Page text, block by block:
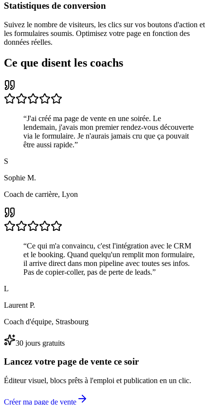
Statistiques de conversion
Suivez le nombre de visiteurs, les clics sur vos boutons d'action et
les formulaires soumis. Optimisez votre page en fonction des
données réelles.
Ce que disent les coachs
“J'ai créé ma page de vente en une soirée. Le
lendemain, j'avais mon premier rendez-vous découverte
via le formulaire. Je n'aurais jamais cru que ça pouvait
être aussi rapide.”
S
Sophie M.
Coach de carrière, Lyon
“Ce qui m'a convaincu, c'est l'intégration avec le CRM
et le booking. Quand quelqu'un remplit mon formulaire,
il arrive direct dans mon pipeline avec toutes ses infos.
Pas de copier-coller, pas de perte de leads.”
L
Laurent P.
Coach d'équipe, Strasbourg
30 jours gratuits
Lancez votre page de vente ce soir
Éditeur visuel, blocs prêts à l'emploi et publication en un clic.
Créer ma page de vente